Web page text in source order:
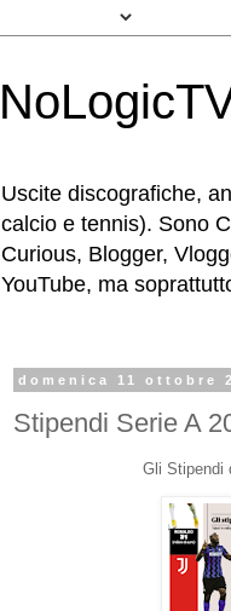
Uscite discografiche,
calcio e tennis). Sono
Curious, Blogger,
YouTube, ma
domenica 11 ottobre
Stipendi Serie A
Gli Stipendi